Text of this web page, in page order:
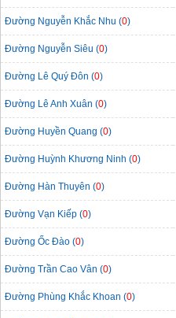
Đường Nguyễn Khắc Nhu (0)
Đường Nguyễn Siêu (0)
Đường Lê Quý Đôn (0)
Đường Lê Anh Xuân (0)
Đường Huyền Quang (0)
Đường Huỳnh Khương Ninh (0)
Đường Hàn Thuyên (0)
Đường Vạn Kiếp (0)
Đường Ốc Đào (0)
Đường Trần Cao Vân (0)
Đường Phùng Khắc Khoan (0)